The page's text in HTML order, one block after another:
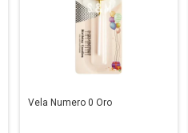
Vela Numero 0 Oro